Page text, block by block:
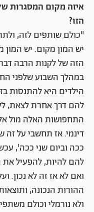
איזה מקום המסגרות
הזו?
"כולם שותפים לזה,
יש המון מקום. יש המון
הזה של לקנות הרבה
במהלך השבוע שלפני
הילדים היא להתנסות
להם דרך אחרת לצאת,
התחפושות האלה מול
דינמי. אז תחשבי על זה
ככה וביום שני ככה',
להם להיות, להפעיל
ואם לא אז זה לא נכון.
ההורות הנכונה,
ולא נורמלי וכולם